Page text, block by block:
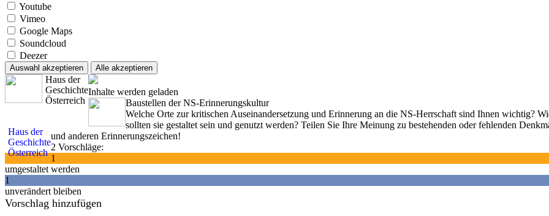
Youtube
Vimeo
Google Maps
Soundcloud
Deezer
Auswahl akzeptieren Alle akzeptieren
Haus der
Geschichte
Österreich
Inhalte werden geladen
Haus der
Geschichte
Österreich
Baustellen der NS-Erinnerungskultur
Welche Orte zur kritischen Auseinandersetzung und Erinnerung an die NS-Herrschaft sind Ihnen wichtig?
sollten sie gestaltet sein und genutzt werden? Teilen Sie Ihre Meinung zu bestehenden oder fehlenden
und anderen Erinnerungszeichen!
2 Vorschläge:
1
umgestaltet werden
1
unverändert bleiben
Vorschlag hinzufügen